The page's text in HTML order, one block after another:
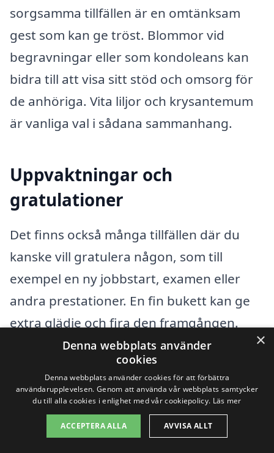
sorgsamma tillfällen är en omtänksam
gest som kan ge tröst. Blommor vid
begravningar eller som kondoleans kan
bidra till att visa sitt stöd och omsorg för
de anhöriga. Vita liljor och krysantemum
är vanliga val i sådana sammanhang.
Uppvaktningar och
gratulationer
Det finns också många tillfällen där du
kanske vill gratulera någon, som till
exempel en ny jobbstart, examen eller
andra prestationer. En fin bukett kan ge
extra glädje och fira den framgången.
Vänskapskapsband
Har du en vän som du inte har träffat på
länge? Att skicka blommor kan vara ett
×
Denna webbplats använder
cookies
Denna webbplats använder cookies för att förbättra
användarupplevelsen. Genom att använda vår webbplats samtycker
du till alla cookies i enlighet med vår cookiepolicy. Läs mer
ACCEPTERA ALLA AVVISA ALLT